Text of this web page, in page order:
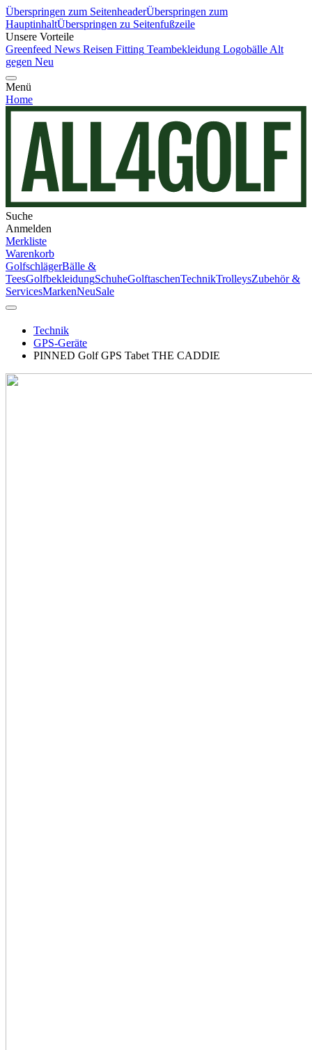
Überspringen zum SeitenheaderÜberspringen zum
HauptinhaltÜberspringen zu Seitenfußzeile
Unsere Vorteile
Greenfeed News Reisen Fitting Teambekleidung Logobälle Alt
gegen Neu
Menü
Home
Suche
Anmelden
Merkliste
Warenkorb
GolfschlägerBälle &
TeesGolfbekleidungSchuheGolftaschenTechnikTrolleysZubehör &
ServicesMarkenNeuSale
Technik
GPS-Geräte
PINNED Golf GPS Tabet THE CADDIE